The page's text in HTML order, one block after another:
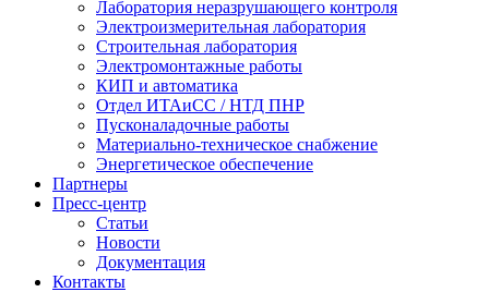
Лаборатория неразрушающего контроля
Электроизмерительная лаборатория
Строительная лаборатория
Электромонтажные работы
КИП и автоматика
Отдел ИТАиСС / НТД ПНР
Пусконаладочные работы
Материально-техническое снабжение
Энергетическое обеспечение
Партнеры
Пресс-центр
Статьи
Новости
Документация
Контакты